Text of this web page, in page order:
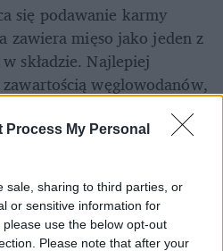
Process My Personal
sale, sharing to third parties, or
or sensitive information for
use the below opt-out
Please note that after your
się podawanie karmy
zawiera mięso jako jeden z
składzie. Najlepiej
węglowodanów,
Należy zwracać uwagę na
potrafią być wybredne i